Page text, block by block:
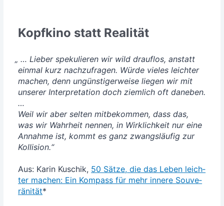
Kopfkino statt Realität
„ … Lie­ber spe­ku­lie­ren wir wild drauf­los, anstatt
ein­mal kurz nach­zu­fra­gen. Wür­de vie­les leich­ter
machen, denn ungüns­ti­ger­wei­se lie­gen wir mit
unse­rer Inter­pre­ta­ti­on doch ziem­lich oft dane­ben.
…
Weil wir aber sel­ten mit­be­kom­men, dass das,
was wir Wahr­heit nen­nen, in Wirk­lich­keit nur eine
Annah­me ist, kommt es ganz zwangs­läu­fig zur
Kol­li­si­on.“
Aus: Karin Kuschik, 50 Sät­ze, die das Leben leich­
ter machen: Ein Kom­pass für mehr inne­re Sou­ve­
rä­ni­tät*